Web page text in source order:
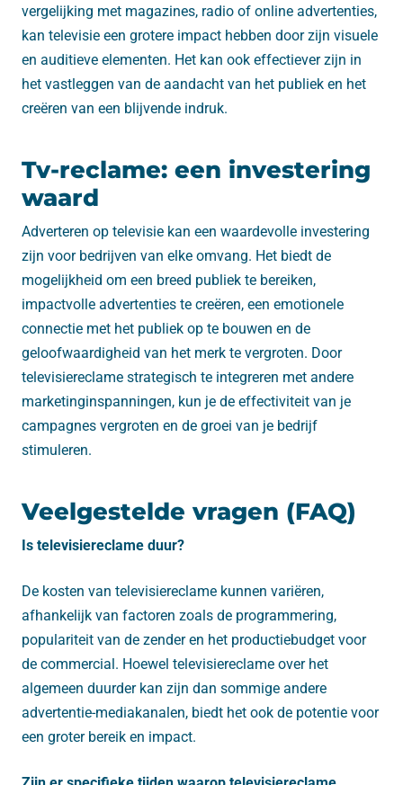
vergelijking met magazines, radio of online advertenties,
kan televisie een grotere impact hebben door zijn visuele
en auditieve elementen. Het kan ook effectiever zijn in
het vastleggen van de aandacht van het publiek en het
creëren van een blijvende indruk.
Tv-reclame: een investering
waard
Adverteren op televisie kan een waardevolle investering
zijn voor bedrijven van elke omvang. Het biedt de
mogelijkheid om een breed publiek te bereiken,
impactvolle advertenties te creëren, een emotionele
connectie met het publiek op te bouwen en de
geloofwaardigheid van het merk te vergroten. Door
televisiereclame strategisch te integreren met andere
marketinginspanningen, kun je de effectiviteit van je
campagnes vergroten en de groei van je bedrijf
stimuleren.
Veelgestelde vragen (FAQ)
Is televisiereclame duur?
De kosten van televisiereclame kunnen variëren,
afhankelijk van factoren zoals de programmering,
populariteit van de zender en het productiebudget voor
de commercial. Hoewel televisiereclame over het
algemeen duurder kan zijn dan sommige andere
advertentie-mediakanalen, biedt het ook de potentie voor
een groter bereik en impact.